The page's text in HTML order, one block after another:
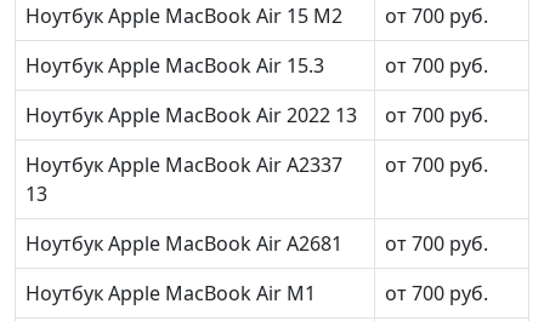
Ноутбук Apple MacBook Air 15 M2
от 700 руб.
Ноутбук Apple MacBook Air 15.3
от 700 руб.
Ноутбук Apple MacBook Air 2022 13
от 700 руб.
Ноутбук Apple MacBook Air A2337
13
от 700 руб.
Ноутбук Apple MacBook Air A2681
от 700 руб.
Ноутбук Apple MacBook Air M1
от 700 руб.